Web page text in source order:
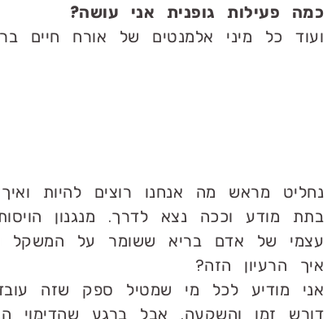
כמה פעילות גופנית אני עושה?
ועוד כל מיני אלמנטים של אורח חיים
נחליט מראש מה אנחנו רוצים להיות
בתת מודע וככה נצא לדרך. מנגנון
עצמי של אדם בריא ששומר על המשקל
איך הרעיון הזה?
אני מודיע לכל מי שמטיל ספק שזה